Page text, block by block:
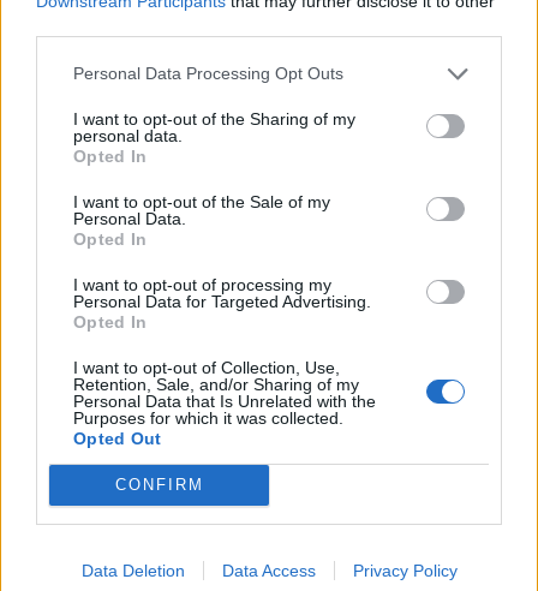
Personal Data Processing Opt Outs
I want to opt-out of the Sharing of my
personal data.
Opted In
I want to opt-out of the Sale of my
Personal Data.
Opted In
I want to opt-out of processing my
Personal Data for Targeted Advertising.
Opted In
I want to opt-out of Collection, Use,
Retention, Sale, and/or Sharing of my
Personal Data that Is Unrelated with the
Purposes for which it was collected.
Opted Out
CONFIRM
Data Deletion Data Access Privacy Policy
finale con i derby a Cagliari, Sassari e
Macomer